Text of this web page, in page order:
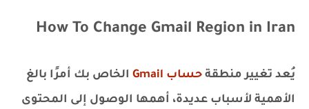
How To Change Gmail Region in Iran
يُعد تغيير منطقة حساب Gmail
الخاص بك أمرًا بالغ
الأهمية لأسباب عديدة، أهمها الوصول إلى المحتوى